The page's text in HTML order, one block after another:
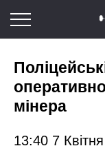
мінера
13:40 7